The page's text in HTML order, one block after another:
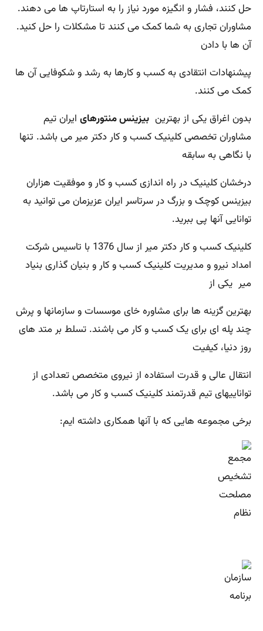
حل کنند، فشار و انگیزه مورد نیاز را به استارتاپ ها می دهند.
مشاوران تجاری به شما کمک می کنند تا مشکلات را حل کنید.
آن ها با دادن
پیشنهادات انتقادی به کسب و کارها به رشد و شکوفایی آن ها
کمک می کنند.
بدون اغراق یکی از بهترین بیزینس منتورهای ایران تیم
مشاوران تخصصی کلینیک کسب و کار دکتر میر می باشد. تنها
با نگاهی به سابقه
درخشان کلینیک در راه اندازی کسب و کار و موفقیت هزاران
بیزینس کوچک و بزرگ در سرتاسر ایران عزیزمان می توانید به
توانایی آنها پی ببرید.
کلینیک کسب و کار دکتر میر از سال 1376 با تاسیس شرکت
امداد نیرو و مدیریت کلینیک کسب و کار و بنیان گذاری بنیاد
میر یکی از
بهترین گزینه ها برای مشاوره خای موسسات و سازمانها و پرش
چند پله ای برای یک کسب و کار می باشند. تسلط بر متد های
روز دنیا، کیفیت
انتقال عالی و قدرت استفاده از نیروی متخصص تعدادی از
تواناییهای تیم قدرتمند کلینیک کسب و کار می باشد.
برخی مجموعه هایی که با آنها همکاری داشته ایم: